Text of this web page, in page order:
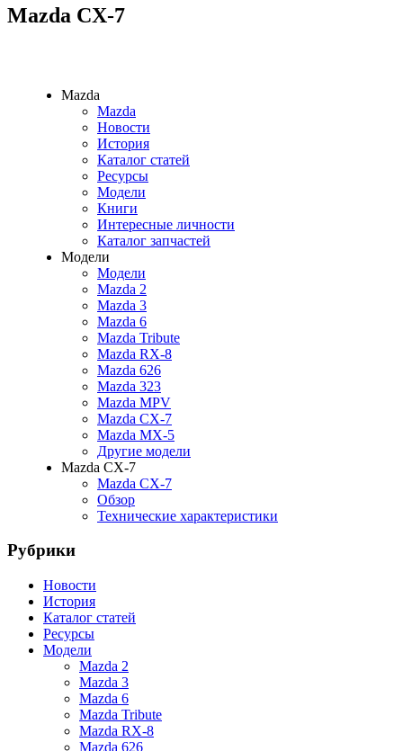
Mazda CX-7
Mazda
Mazda
Новости
История
Каталог статей
Ресурсы
Модели
Книги
Интересные личности
Каталог запчастей
Модели
Модели
Mazda 2
Mazda 3
Mazda 6
Mazda Tribute
Mazda RX-8
Mazda 626
Mazda 323
Mazda MPV
Mazda CX-7
Mazda MX-5
Другие модели
Mazda CX-7
Mazda CX-7
Обзор
Технические характеристики
Рубрики
Новости
История
Каталог статей
Ресурсы
Модели
Mazda 2
Mazda 3
Mazda 6
Mazda Tribute
Mazda RX-8
Mazda 626